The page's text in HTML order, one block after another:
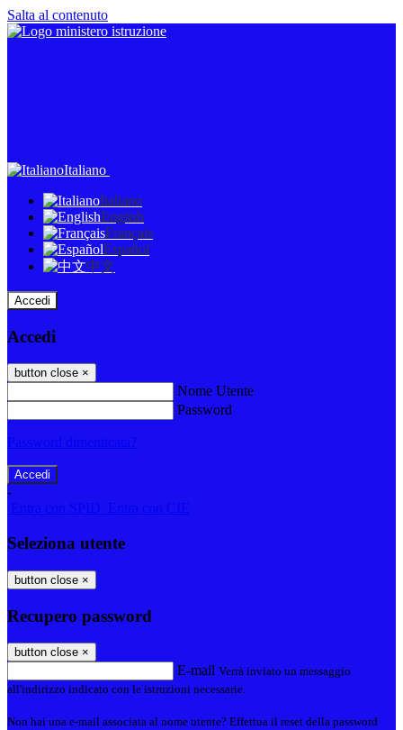
Salta al contenuto
Italiano
Italiano
English
Français
Español
中文
Accedi
Accedi
button close ×
Nome Utente
Password
-
Seleziona utente
button close ×
Recupero password
button close ×
E-mail Verrà inviato un messaggio
all'indirizzo indicato con le istruzioni necessarie.
Non hai una e-mail associata al nome utente? Effettua il reset della password